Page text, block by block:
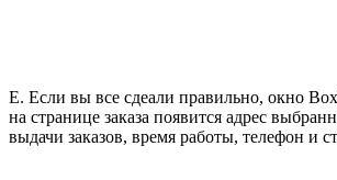
Е. Если вы все сдеали правильно, окно
на странице заказа появится адрес
выдачи заказов, время работы, телефон и